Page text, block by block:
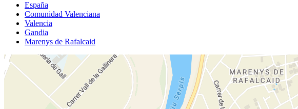
España
Comunidad Valenciana
Valencia
Gandia
Marenys de Rafalcaid